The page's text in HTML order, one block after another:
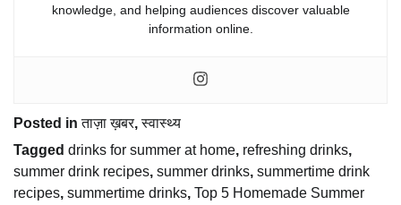
knowledge, and helping audiences discover valuable
information online.
Posted inताज़ा ख़बर,स्वास्थ्य
Tagged drinks for summer at home, refreshing drinks,
summer drink recipes, summer drinks, summertime drink
recipes, summertime drinks, Top 5 Homemade Summer